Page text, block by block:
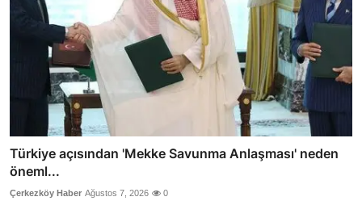
Türkiye açısından 'Mekke Savunma Anlaşması' neden
öneml...
Çerkezköy Haber Ağustos 7, 2026 0